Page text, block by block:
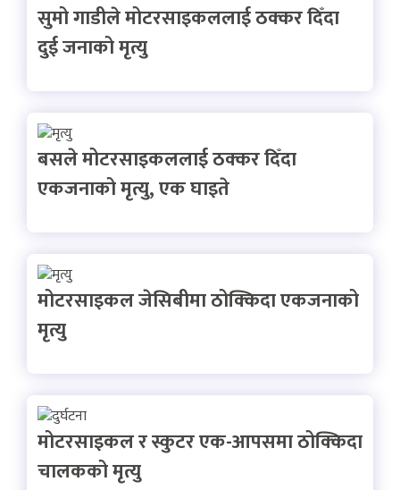
सुमो गाडीले मोटरसाइकललाई ठक्कर दिँदा
दुई जनाको मृत्यु
बसले मोटरसाइकललाई ठक्कर दिँदा
एकजनाको मृत्यु, एक घाइते
मोटरसाइकल जेसिबीमा ठोक्किदा एकजनाको
मृत्यु
मोटरसाइकल र स्कुटर एक-आपसमा ठोक्किदा
चालकको मृत्यु